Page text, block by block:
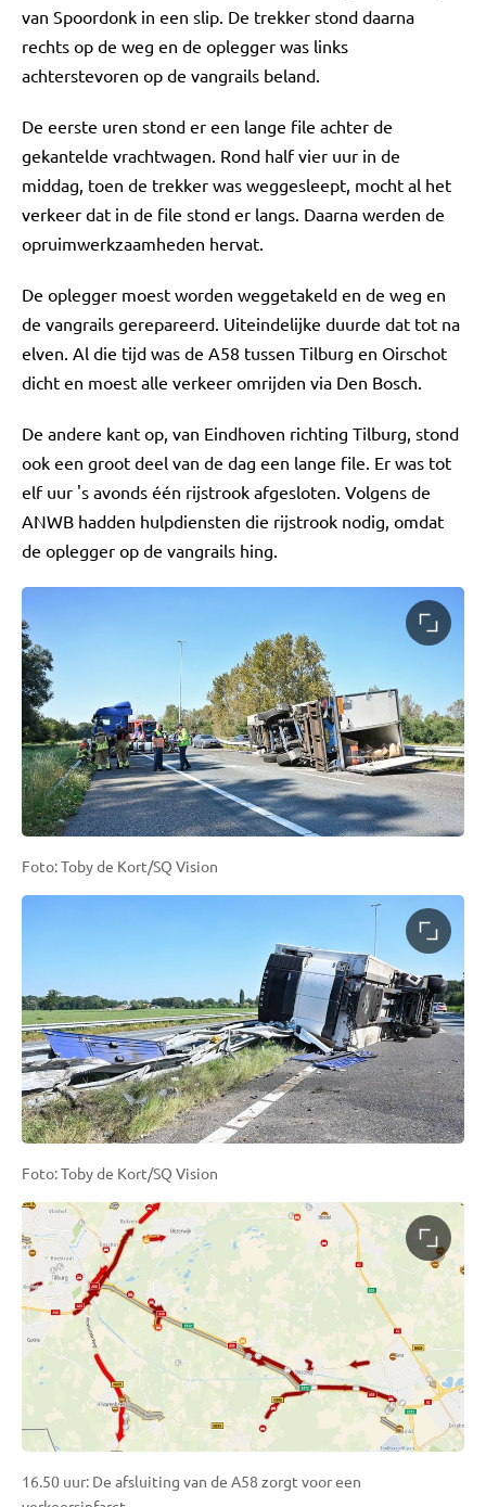
van Spoordonk in een slip. De trekker stond daarna
rechts op de weg en de oplegger was links
achterstevoren op de vangrails beland.
De eerste uren stond er een lange file achter de
gekantelde vrachtwagen. Rond half vier uur in de
middag, toen de trekker was weggesleept, mocht al het
verkeer dat in de file stond er langs. Daarna werden de
opruimwerkzaamheden hervat.
De oplegger moest worden weggetakeld en de weg en
de vangrails gerepareerd. Uiteindelijke duurde dat tot na
elven. Al die tijd was de A58 tussen Tilburg en Oirschot
dicht en moest alle verkeer omrijden via Den Bosch.
De andere kant op, van Eindhoven richting Tilburg, stond
ook een groot deel van de dag een lange file. Er was tot
elf uur 's avonds één rijstrook afgesloten. Volgens de
ANWB hadden hulpdiensten die rijstrook nodig, omdat
de oplegger op de vangrails hing.
Foto: Toby de Kort/SQ Vision
Foto: Toby de Kort/SQ Vision
16.50 uur: De afsluiting van de A58 zorgt voor een